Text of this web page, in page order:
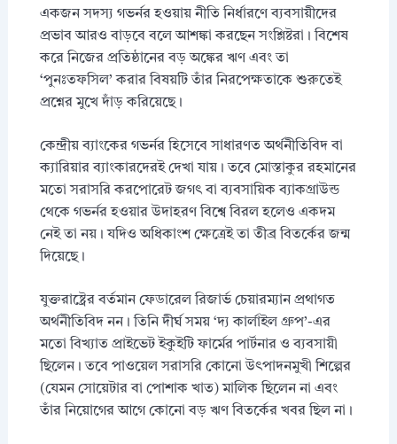
একজন সদস্য গভর্নর হওয়ায় নীতি নির্ধারণে ব্যবসায়ীদের
প্রভাব আরও বাড়বে বলে আশঙ্কা করছেন সংশ্লিষ্টরা। বিশেষ
করে নিজের প্রতিষ্ঠানের বড় অঙ্কের ঋণ এবং তা
‘পুনঃতফসিল’ করার বিষয়টি তাঁর নিরপেক্ষতাকে শুরুতেই
প্রশ্নের মুখে দাঁড় করিয়েছে।
কেন্দ্রীয় ব্যাংকের গভর্নর হিসেবে সাধারণত অর্থনীতিবিদ বা
ক্যারিয়ার ব্যাংকারদেরই দেখা যায়। তবে মোস্তাকুর রহমানের
মতো সরাসরি করপোরেট জগৎ বা ব্যবসায়িক ব্যাকগ্রাউন্ড
থেকে গভর্নর হওয়ার উদাহরণ বিশ্বে বিরল হলেও একদম
নেই তা নয়। যদিও অধিকাংশ ক্ষেত্রেই তা তীব্র বিতর্কের জন্ম
দিয়েছে।
যুক্তরাষ্ট্রের বর্তমান ফেডারেল রিজার্ভ চেয়ারম্যান প্রথাগত
অর্থনীতিবিদ নন। তিনি দীর্ঘ সময় ‘দ্য কার্লাইল গ্রুপ’-এর
মতো বিখ্যাত প্রাইভেট ইকুইটি ফার্মের পার্টনার ও ব্যবসায়ী
ছিলেন। তবে পাওয়েল সরাসরি কোনো উৎপাদনমুখী শিল্পের
(যেমন সোয়েটার বা পোশাক খাত) মালিক ছিলেন না এবং
তাঁর নিয়োগের আগে কোনো বড় ঋণ বিতর্কের খবর ছিল না।